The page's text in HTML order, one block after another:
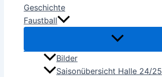
Geschichte
Faustball
Bilder
Saisonübersicht Halle 24/25